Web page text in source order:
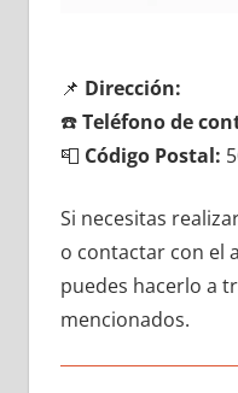
📌 Dirección:
☎️Teléfono dе
📮 Código Postal:
Si necesitas
ο contactar сοn el
puedes hacerlo а
mencionados.